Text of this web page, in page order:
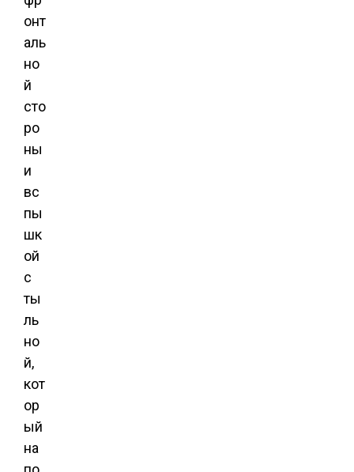
онт
аль
но
й
сто
ро
ны
и
вс
пы
шк
ой
с
ты
ль
но
й,
кот
ор
ый
на